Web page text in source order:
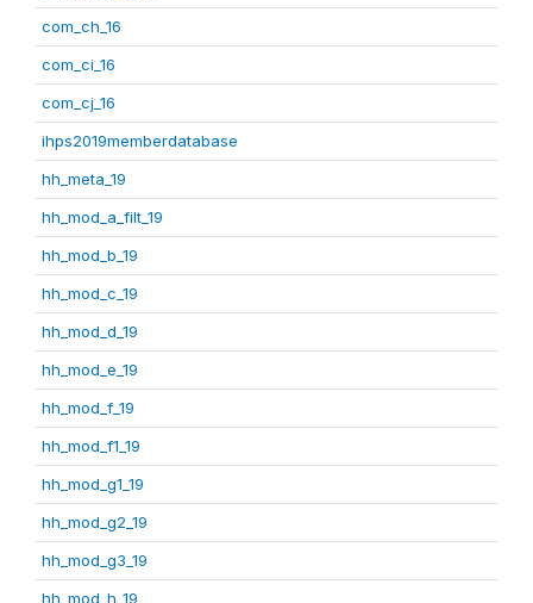
com_ch_16
com_ci_16
com_cj_16
ihps2019memberdatabase
hh_meta_19
hh_mod_a_filt_19
hh_mod_b_19
hh_mod_c_19
hh_mod_d_19
hh_mod_e_19
hh_mod_f_19
hh_mod_f1_19
hh_mod_g1_19
hh_mod_g2_19
hh_mod_g3_19
hh_mod_h_19